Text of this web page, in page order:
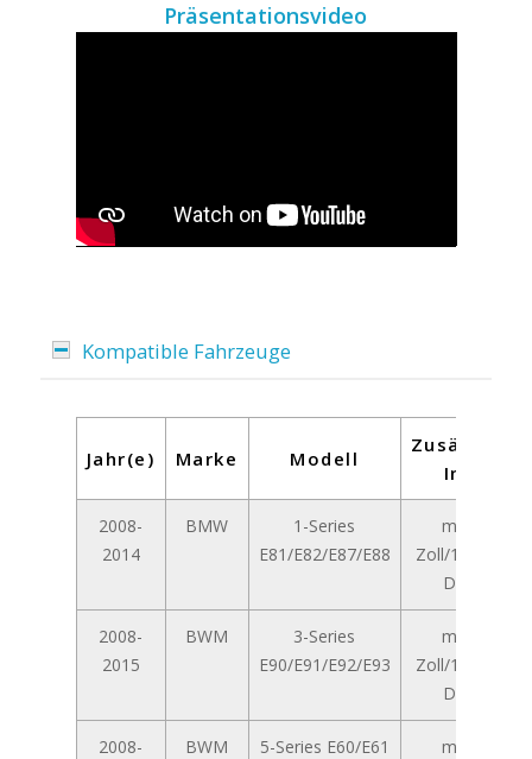
Präsentationsvideo
Kompatible Fahrzeuge
Jahr(e) Marke Modell
Zusätzliche
Infos
2008-
2014
BMW
1-Series
E81/E82/E87/E88
mit 8,8-
Zoll/10,25-Zoll
Display
2008-
2015
BWM
3-Series
E90/E91/E92/E93
mit 8,8-
Zoll/10,25-Zoll
Display
2008-
BWM 5-Series E60/E61
mit 8,8-